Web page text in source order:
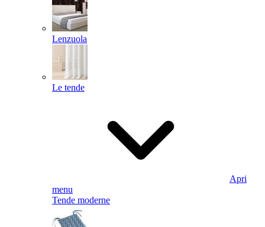
Lenzuola
Le tende
Apri
menu
Tende moderne